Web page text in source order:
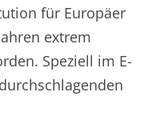
für Europäer
extrem
Speziell im E-